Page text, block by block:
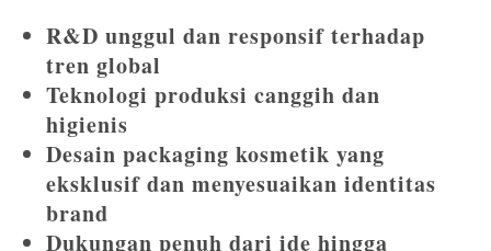
R&D unggul dan responsif terhadap
tren global
Teknologi produksi canggih dan
higienis
Desain packaging kosmetik yang
eksklusif dan menyesuaikan identitas
brand
Dukungan penuh dari ide hingga